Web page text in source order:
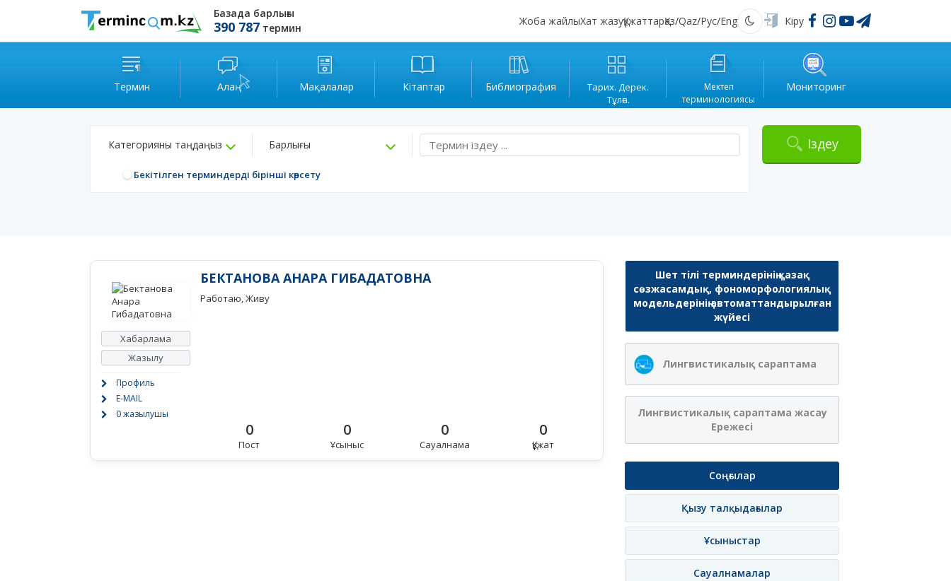
Базада барлығы
390 787 термин
Жоба жайлыХат жазуҚұжаттарҚаз/Qaz/Рус/Eng Қараңғы Кіру
Термин Алаң Мақалалар Кітаптар Библиография
Тарих. Дерек.
Тұлға.
Мектеп
терминологиясы
Мониторинг
Категорияны таңдаңыз Барлығы
Бекітілген терминдерді бірінші көрсету
Іздеу
Хабарлама
Жазылу
Профиль
E-MAIL
0 жазылушы
БЕКТАНОВА АНАРА ГИБАДАТОВНА
Работаю, Живу
0
Пост
0
Ұсыныс
0
Сауалнама
0
Құжат
Шет тілі терминдерінің қазақ
сөзжасамдық, фономорфологиялық
модельдерінің автоматтандырылған
жүйесі
Лингвистикалық сараптама
Лингвистикалық сараптама жасау
Ережесі
Соңғылар
Қызу талқыдағылар
Ұсыныстар
Сауалнамалар